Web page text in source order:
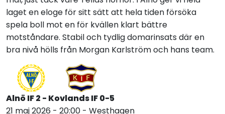
laget en eloge för sitt sätt att hela tiden försöka
spela boll mot en för kvällen klart bättre
motståndare. Stabil och tydlig domarinsats där en
bra nivå hölls från Morgan Karlström och hans team.
Alnö IF 2 - Kovlands IF 0-5
21 maj 2026 - 20:00 - Westhagen